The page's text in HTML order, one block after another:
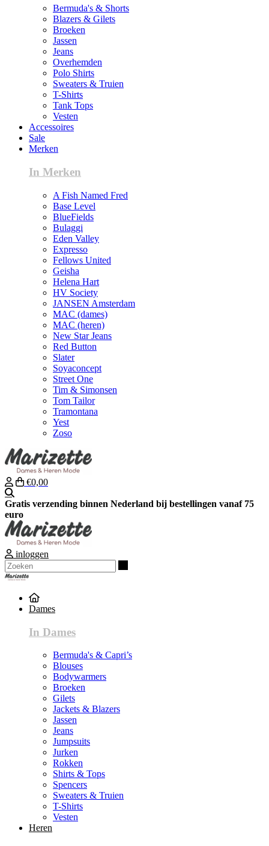
Bermuda's & Shorts
Blazers & Gilets
Broeken
Jassen
Jeans
Overhemden
Polo Shirts
Sweaters & Truien
T-Shirts
Tank Tops
Vesten
Accessoires
Sale
Merken
In Merken
A Fish Named Fred
Base Level
BlueFields
Bulaggi
Eden Valley
Expresso
Fellows United
Geisha
Helena Hart
HV Society
JANSEN Amsterdam
MAC (dames)
MAC (heren)
New Star Jeans
Red Button
Slater
Soyaconcept
Street One
Tim & Simonsen
Tom Tailor
Tramontana
Yest
Zoso
€0,00
Gratis verzending binnen Nederland bij bestellingen vanaf 75
euro
inloggen
Dames
In Dames
Bermuda's & Capri’s
Blouses
Bodywarmers
Broeken
Gilets
Jackets & Blazers
Jassen
Jeans
Jumpsuits
Jurken
Rokken
Shirts & Tops
Spencers
Sweaters & Truien
T-Shirts
Vesten
Heren